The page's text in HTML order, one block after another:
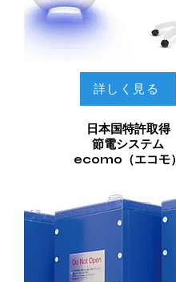
詳しく見る
日本国特許取得
節電システム
ecomo（エコモ）